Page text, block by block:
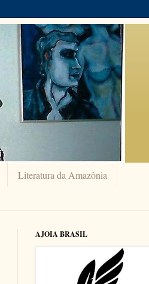
Literatura da Amazônia
AJOIA BRASIL